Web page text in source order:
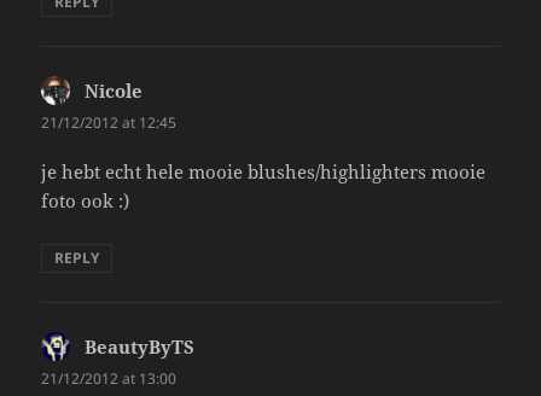
Nicole
21/12/2012 at 12:45
je hebt echt hele mooie blushes/highlighters mooie
foto ook :)
REPLY
BeautyByTS
21/12/2012 at 13:00